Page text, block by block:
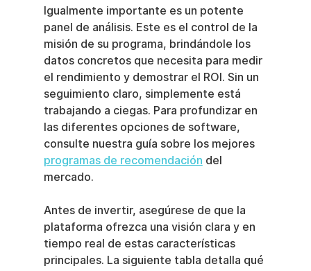
Igualmente importante es un potente
panel de análisis. Este es el control de la
misión de su programa, brindándole los
datos concretos que necesita para medir
el rendimiento y demostrar el ROI. Sin un
seguimiento claro, simplemente está
trabajando a ciegas. Para profundizar en
las diferentes opciones de software,
consulte nuestra guía sobre los mejores
programas de recomendación del
mercado.
Antes de invertir, asegúrese de que la
plataforma ofrezca una visión clara y en
tiempo real de estas características
principales. La siguiente tabla detalla qué